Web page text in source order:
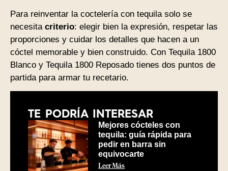
Para reinventar la coctelería con tequila solo se
necesita criterio: elegir bien la expresión, respetar las
proporciones y cuidar los detalles que hacen a un
cóctel memorable y bien construido. Con Tequila 1800
Blanco y Tequila 1800 Reposado tienes dos puntos de
partida para armar tu recetario.
TE PODRÍA INTERESAR
Mejores cócteles con
tequila: guía rápida para
pedir en barra sin
equivocarte
Leer Más